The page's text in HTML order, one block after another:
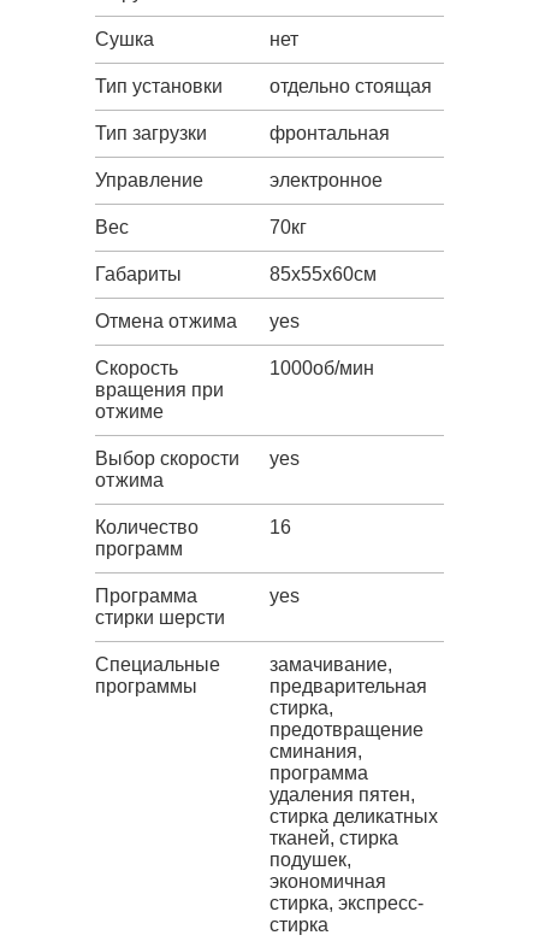
Сушка нет
Тип установки отдельно стоящая
Тип загрузки фронтальная
Управление электронное
Вес 70кг
Габариты 85х55х60см
Отмена отжима yes
Скорость
вращения при
отжиме
1000об/мин
Выбор скорости
отжима
yes
Количество
программ
16
Программа
стирки шерсти
yes
Специальные
программы
замачивание,
предварительная
стирка,
предотвращение
сминания,
программа
удаления пятен,
стирка деликатных
тканей, стирка
подушек,
экономичная
стирка, экспресс-
стирка